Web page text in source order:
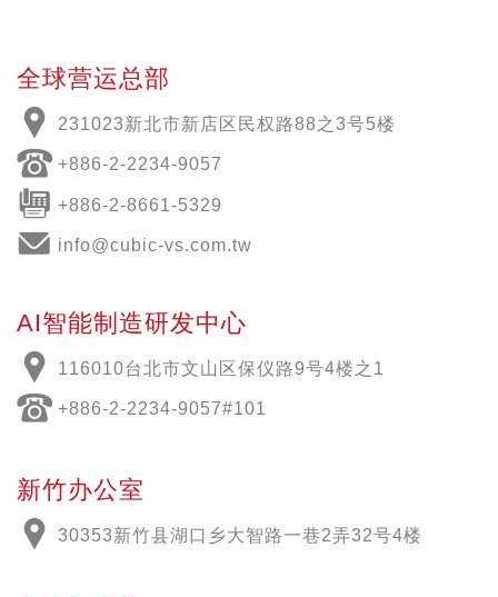
全球营运总部
231023新北市新店区民权路88之3号5楼
+886-2-2234-9057
+886-2-8661-5329
info@cubic-vs.com.tw
AI智能制造研发中心
116010台北市文山区保仪路9号4楼之1
+886-2-2234-9057#101
新竹办公室
30353新竹县湖口乡大智路一巷2弄32号4楼